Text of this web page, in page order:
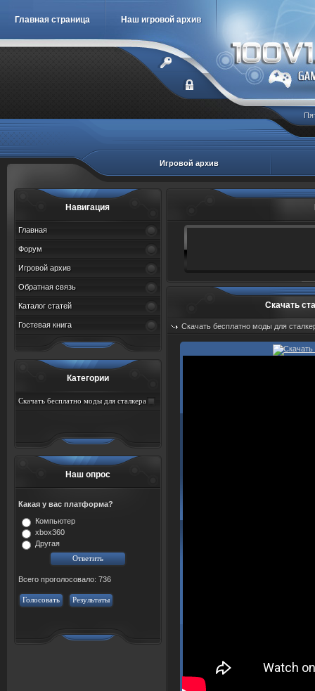
Главная страница Наш игровой архив
Игровой архив
Навигация
Главная
Форум
Игровой архив
Обратная связь
Каталог статей
Гостевая книга
Категории
Скачать бесплатно моды для сталкера
Наш опрос
Какая у вас платформа?
Компьютер
xbox360
Другая
Всего проголосовало: 736
Голосовать Результаты
Скачать
Скачать бесплатно моды для
Добавил:sah767 Дата: 07.08.2026